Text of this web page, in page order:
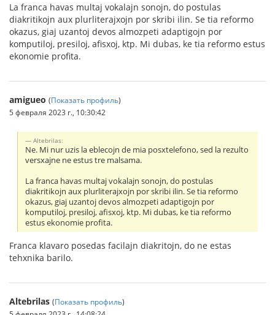
La franca havas multaj vokalajn sonojn, do postulas
diakritikojn aux plurliterajxojn por skribi ilin. Se tia reformo
okazus, giaj uzantoj devos almozpeti adaptigojn por
komputiloj, presiloj, afisxoj, ktp. Mi dubas, ke tia reformo estus
ekonomie profita.
amigueo (Показать профиль)
5 февраля 2023 г., 10:30:42
Altebrilas:
Ne. Mi nur uzis la eblecojn de mia posxtelefono, sed la rezulto
versxajne ne estus tre malsama.
La franca havas multaj vokalajn sonojn, do postulas
diakritikojn aux plurliterajxojn por skribi ilin. Se tia reformo
okazus, giaj uzantoj devos almozpeti adaptigojn por
komputiloj, presiloj, afisxoj, ktp. Mi dubas, ke tia reformo
estus ekonomie profita.
Franca klavaro posedas facilajn diakritojn, do ne estas
tehxnika barilo.
Altebrilas (Показать профиль)